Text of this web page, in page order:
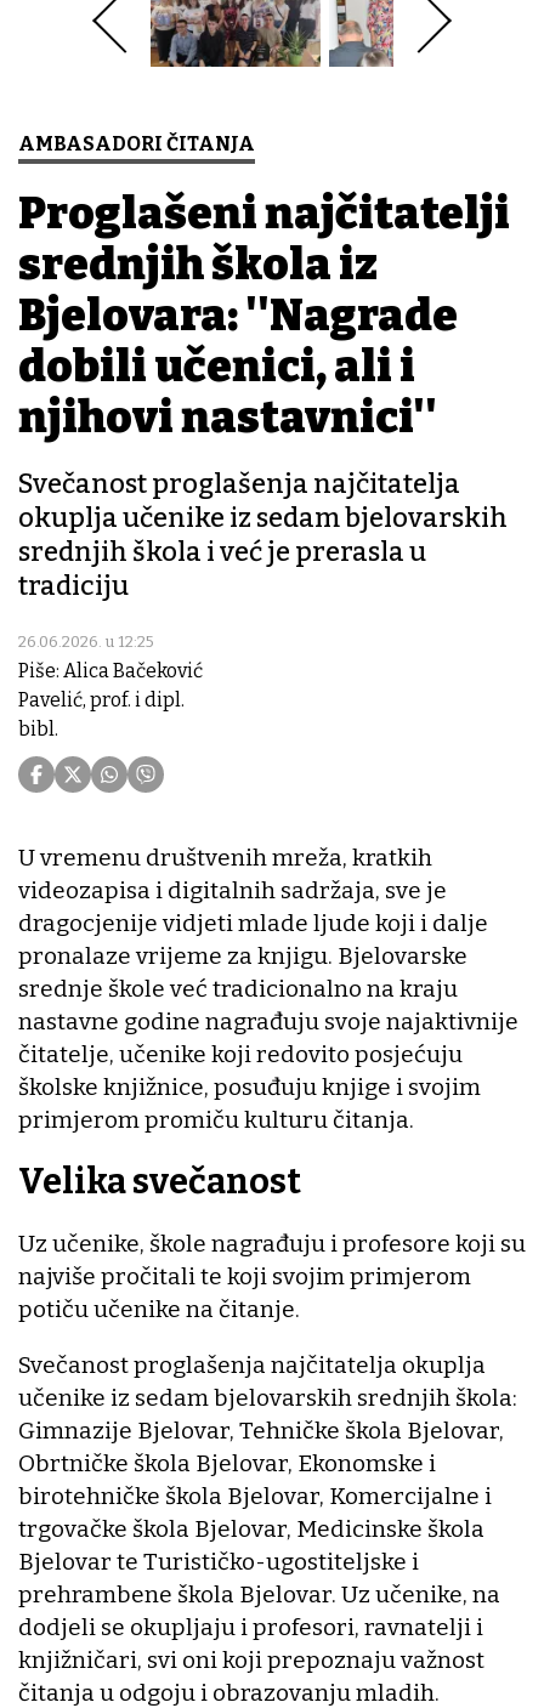
AMBASADORI ČITANJA
Proglašeni najčitatelji
srednjih škola iz
Bjelovara: ''Nagrade
dobili učenici, ali i
njihovi nastavnici''
Svečanost proglašenja najčitatelja
okuplja učenike iz sedam bjelovarskih
srednjih škola i već je prerasla u
tradiciju
26.06.2026. u 12:25
Piše: Alica Bačeković
Pavelić, prof. i dipl.
bibl.
U vremenu društvenih mreža, kratkih
videozapisa i digitalnih sadržaja, sve je
dragocjenije vidjeti mlade ljude koji i dalje
pronalaze vrijeme za knjigu. Bjelovarske
srednje škole već tradicionalno na kraju
nastavne godine nagrađuju svoje najaktivnije
čitatelje, učenike koji redovito posjećuju
školske knjižnice, posuđuju knjige i svojim
primjerom promiču kulturu čitanja.
Velika svečanost
Uz učenike, škole nagrađuju i profesore koji su
najviše pročitali te koji svojim primjerom
potiču učenike na čitanje.
Svečanost proglašenja najčitatelja okuplja
učenike iz sedam bjelovarskih srednjih škola:
Gimnazije Bjelovar, Tehničke škola Bjelovar,
Obrtničke škola Bjelovar, Ekonomske i
birotehničke škola Bjelovar, Komercijalne i
trgovačke škola Bjelovar, Medicinske škola
Bjelovar te Turističko-ugostiteljske i
prehrambene škola Bjelovar. Uz učenike, na
dodjeli se okupljaju i profesori, ravnatelji i
knjižničari, svi oni koji prepoznaju važnost
čitanja u odgoju i obrazovanju mladih.